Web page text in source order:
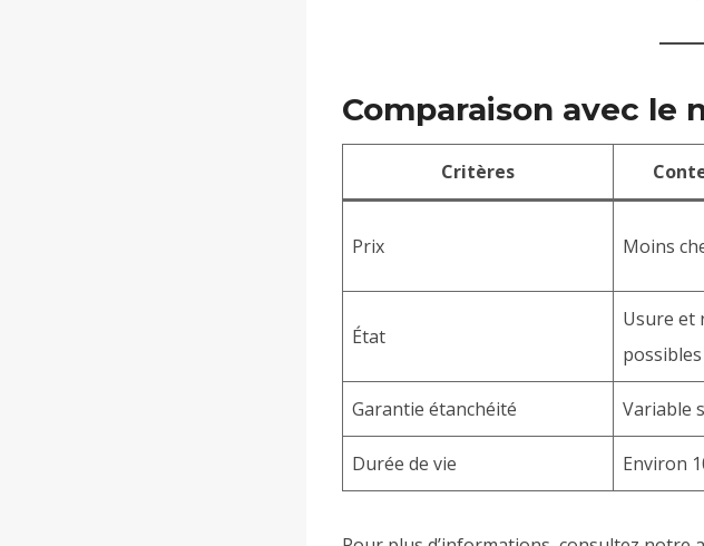
Comparaison avec le
Critères
Prix Moins
État
Usure et
possibles
Garantie étanchéité Variable
Durée de vie Environ